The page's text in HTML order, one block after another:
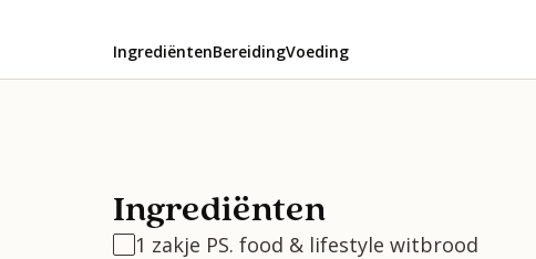
IngrediëntenBereidingVoeding
Ingrediënten
1 zakje PS. food & lifestyle witbrood